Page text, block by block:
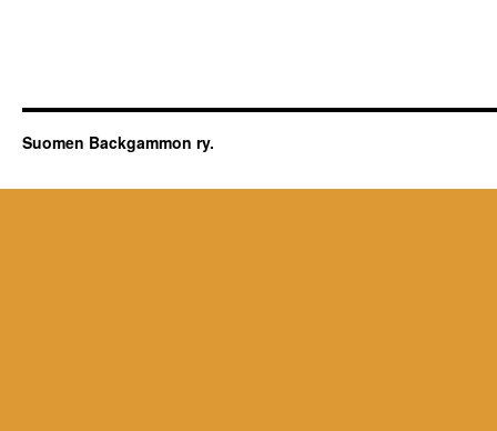
Suomen Backgammon ry.